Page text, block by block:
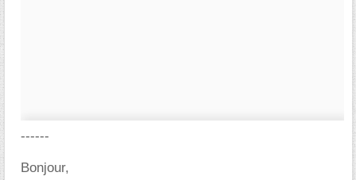
------
Bonjour,